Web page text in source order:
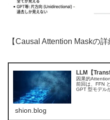
【Causal Attention Maskの詳
LLM【
因果的
前回は、FFN
GPT 型モデル
shion.blog